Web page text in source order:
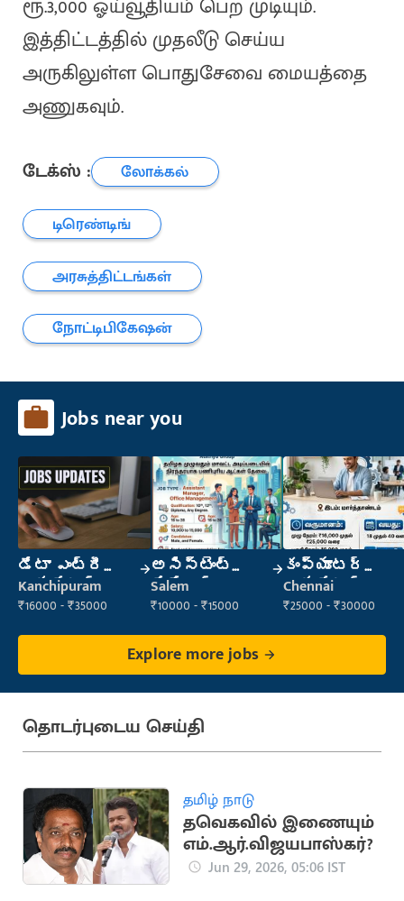
ரூ.3,000 ஓய்வூதியம் பெற முடியும்.
இத்திட்டத்தில் முதலீடு செய்ய
அருகிலுள்ள பொதுசேவை மையத்தை
அணுகவும்.
டேக்ஸ் :
லோக்கல்
டிரெண்டிங்
அரசுத்திட்டங்கள்
நோட்டிபிகேஷன்
Jobs near you
డేటా ఎంట్రీ
ఆపరేటర్
Kanchipuram
₹16000 - ₹35000
అసిస్టెంట్
మేనేజర్
Salem
₹10000 - ₹15000
కంప్యూటర్
ఆపరేటర్
Chennai
₹25000 - ₹30000
Explore more jobs
தொடர்புடைய செய்தி
தமிழ் நாடு
தவெகவில் இணையும்
எம்.ஆர்.விஜயபாஸ்கர்?
Jun 29, 2026, 05:06 IST